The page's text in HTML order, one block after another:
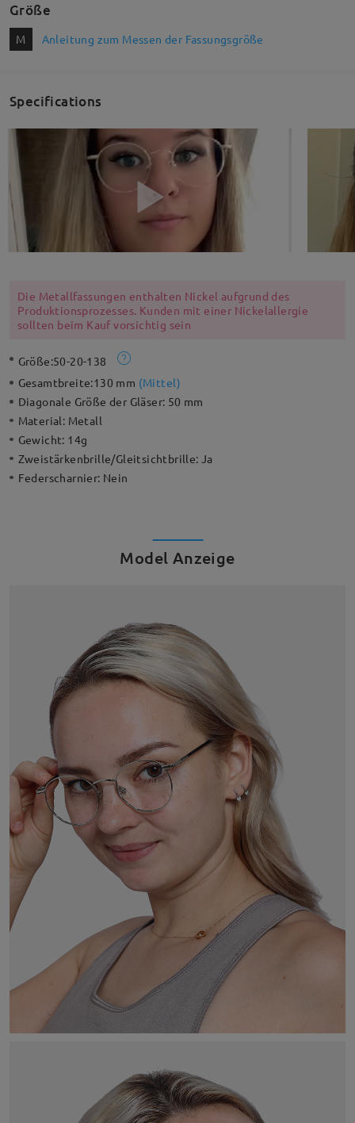
Größe
M Anleitung zum Messen der Fassungsgröße
Specifications
Die Metallfassungen enthalten Nickel aufgrund des
Produktionsprozesses. Kunden mit einer Nickelallergie
sollten beim Kauf vorsichtig sein
Größe:50-20-138
Gesamtbreite:130 mm (Mittel)
Diagonale Größe der Gläser: 50 mm
Material: Metall
Gewicht: 14g
Zweistärkenbrille/Gleitsichtbrille:Ja
Federscharnier: Nein
Model Anzeige